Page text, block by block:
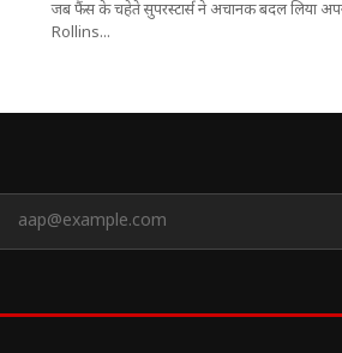
जब फैंस के चहेते सुपरस्टार्स ने अचानक बदल लिया
Rollins...